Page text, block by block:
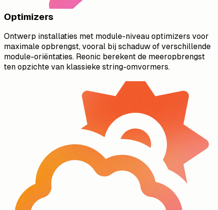
Optimizers
Ontwerp installaties met module-niveau optimizers voor
maximale opbrengst, vooral bij schaduw of verschillende
module-oriëntaties. Reonic berekent de meeropbrengst
ten opzichte van klassieke string-omvormers.